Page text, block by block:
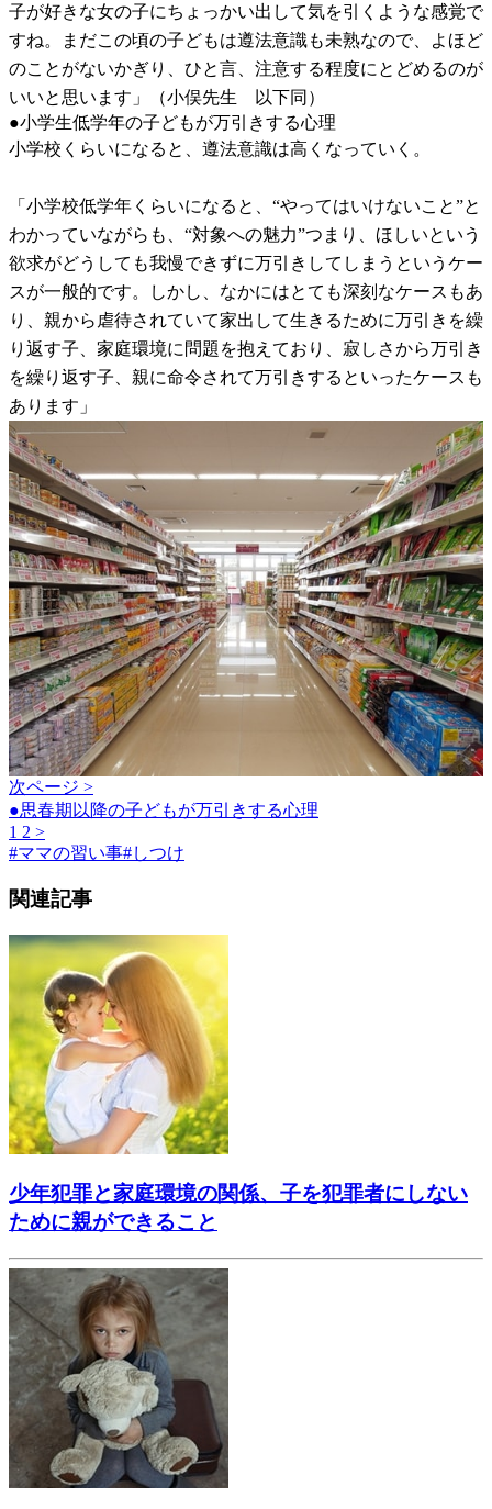
子が好きな女の子にちょっかい出して気を引くような感覚で
すね。まだこの頃の子どもは遵法意識も未熟なので、よほど
のことがないかぎり、ひと言、注意する程度にとどめるのが
いいと思います」（小俣先生 以下同）
●小学生低学年の子どもが万引きする心理
小学校くらいになると、遵法意識は高くなっていく。
「小学校低学年くらいになると、“やってはいけないこと”と
わかっていながらも、“対象への魅力”つまり、ほしいという
欲求がどうしても我慢できずに万引きしてしまうというケー
スが一般的です。しかし、なかにはとても深刻なケースもあ
り、親から虐待されていて家出して生きるために万引きを繰
り返す子、家庭環境に問題を抱えており、寂しさから万引き
を繰り返す子、親に命令されて万引きするといったケースも
あります」
次ページ >
●思春期以降の子どもが万引きする心理
1 2 >
#ママの習い事#しつけ
関連記事
少年犯罪と家庭環境の関係、子を犯罪者にしない
ために親ができること